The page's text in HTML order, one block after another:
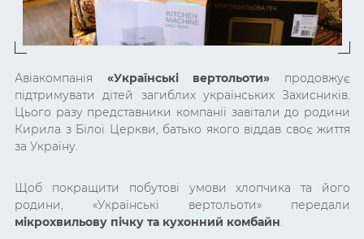
Авіакомпанія «Українські вертольоти» продовжує
підтримувати дітей загиблих українських Захисників.
Цього разу представники компанії завітали до родини
Кирила з Білої Церкви, батько якого віддав своє життя
за Україну.
Щоб покращити побутові умови хлопчика та його
родини, «Українські вертольоти» передали
мікрохвильову пічку та кухонний комбайн.